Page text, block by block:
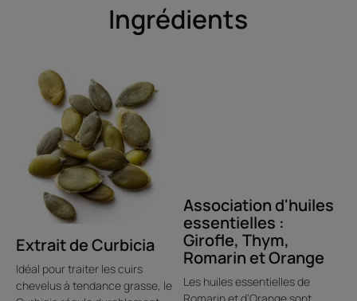
Ingrédients
Extrait de Curbicia
Idéal pour traiter les cuirs
chevelus à tendance grasse, le
Association d'huiles
essentielles :
Girofle, Thym,
Romarin et Orange
Les huiles essentielles de